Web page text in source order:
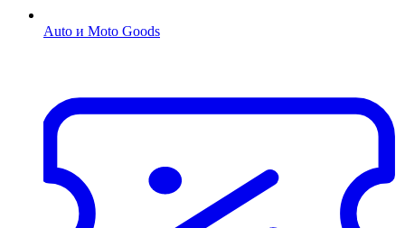
Auto и Moto Goods